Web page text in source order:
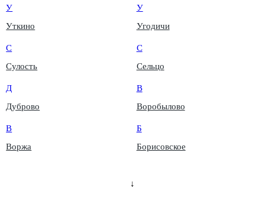
У
Уткино
У
Угодичи
С
Сулость
С
Сельцо
Д
Дуброво
В
Воробылово
В
Воржа
Б
Борисовское
↓